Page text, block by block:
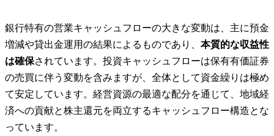
銀行特有の営業キャッシュフローの大きな変動は、主に預金
増減や貸出金運用の結果によるものであり、 本質的な収益性
は確保されています。投資キャッシュフローは保有有価証券
の売買に伴う変動を含みますが、全体として資金繰りは極め
て安定しています。経営資源の最適な配分を通じて、地域経
済への貢献と株主還元を両立するキャッシュフロー構造とな
っています。